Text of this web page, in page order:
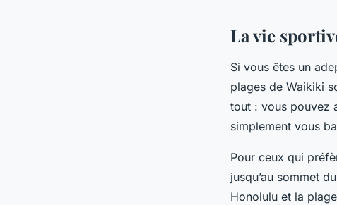
La vie
Si vous êtes un
plages de Waikiki
tout : vous pouvez
simplement vous
Pour ceux qui
jusqu’au sommet du
Honolulu et la